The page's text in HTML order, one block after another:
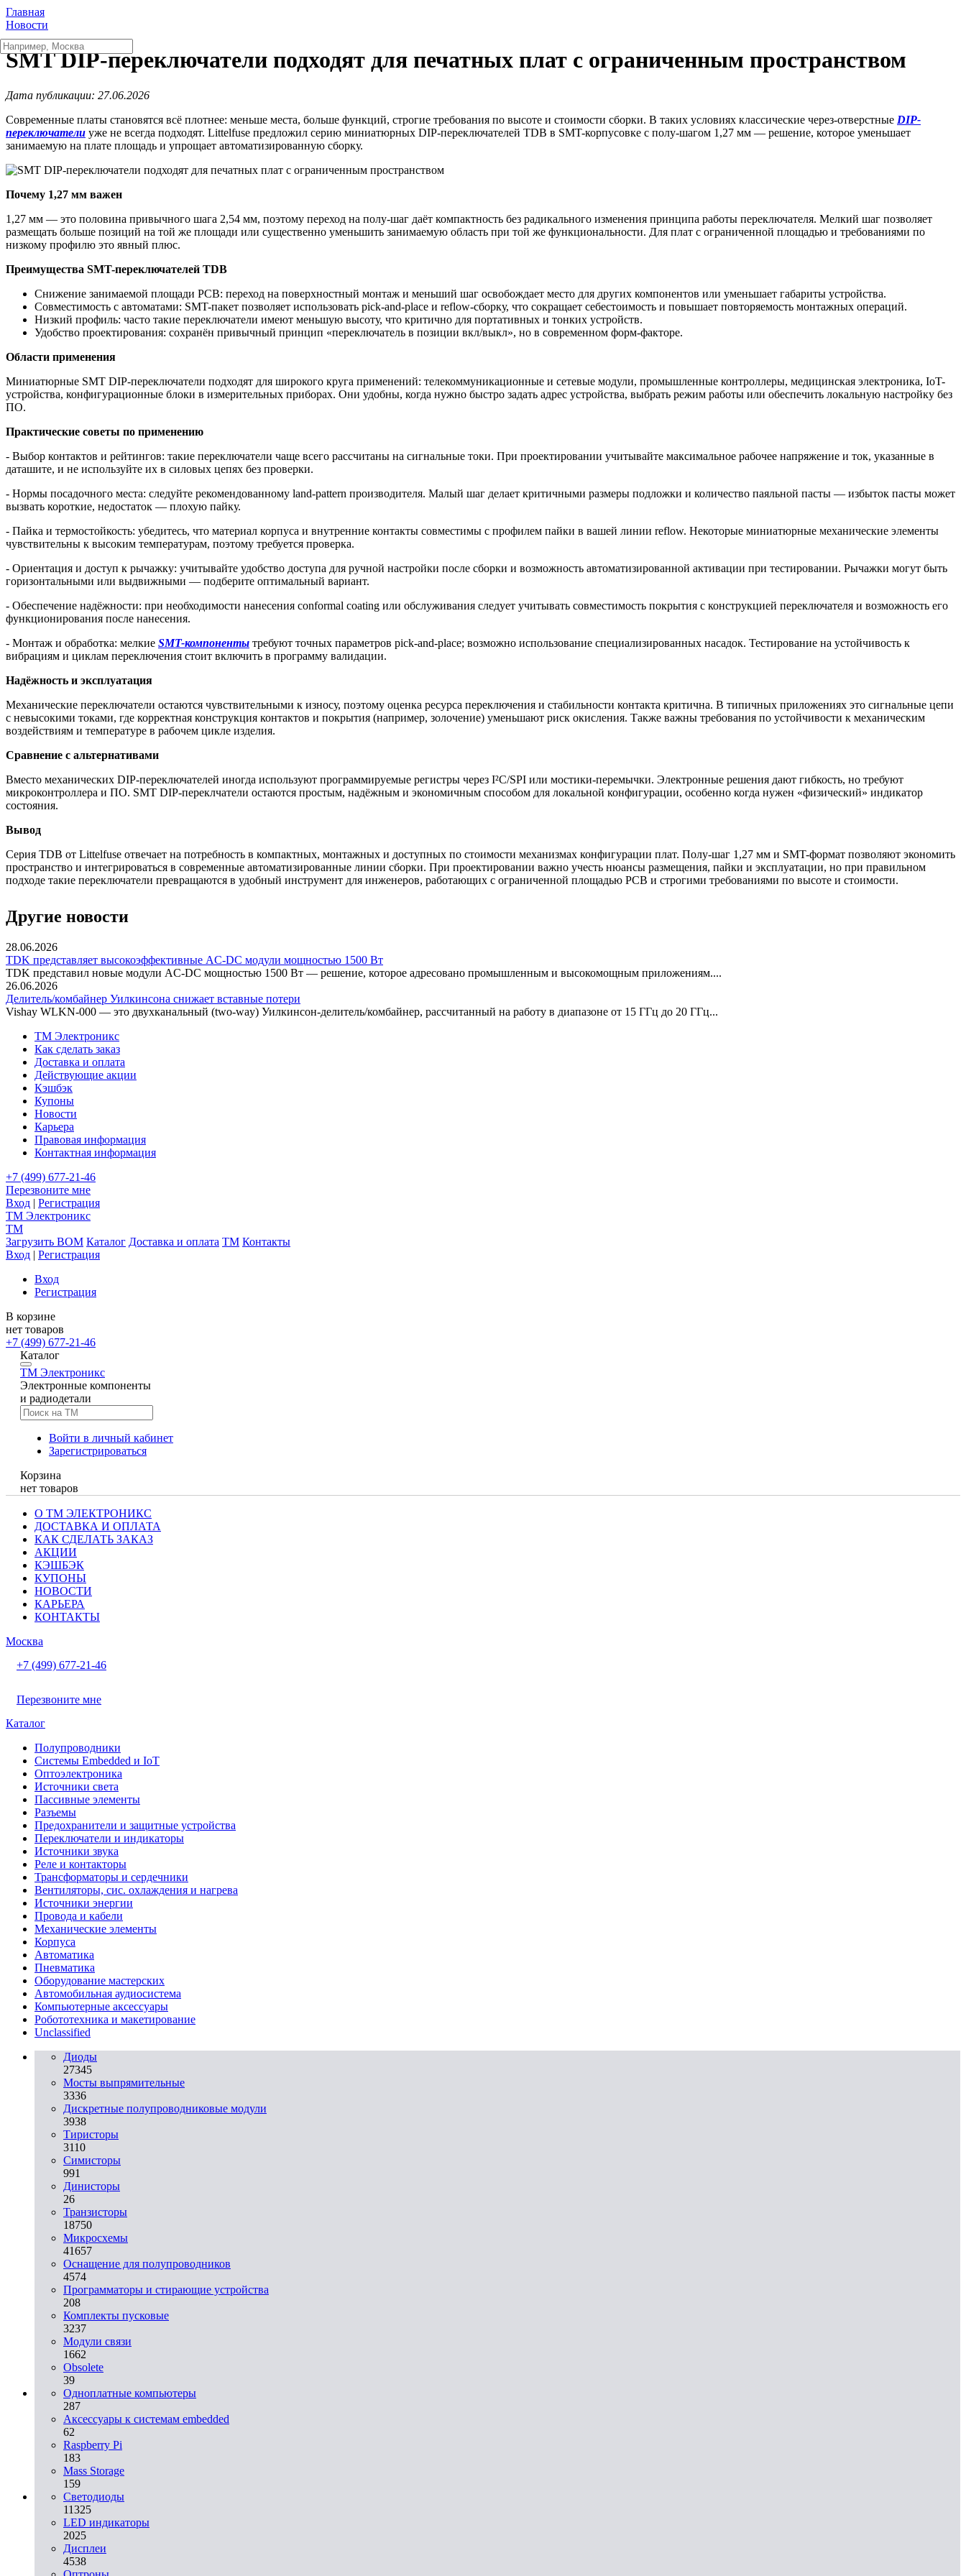
Главная
Новости
SMT DIP-переключатели подходят для печатных плат с ограниченным пространством
Дата публикации: 27.06.2026
Современные платы становятся всё плотнее: меньше места, больше функций, строгие требования по высоте и стоимости сборки. В таких условиях классические через-отверстные DIP-
переключатели уже не всегда подходят. Littelfuse предложил серию миниатюрных DIP-переключателей TDB в SMT-корпусовке с полу-шагом 1,27 мм — решение, которое уменьшает
занимаемую на плате площадь и упрощает автоматизированную сборку.
Почему 1,27 мм важен
1,27 мм — это половина привычного шага 2,54 мм, поэтому переход на полу-шаг даёт компактность без радикального изменения принципа работы переключателя. Мелкий шаг позволяет
размещать больше позиций на той же площади или существенно уменьшить занимаемую область при той же функциональности. Для плат с ограниченной площадью и требованиями по
низкому профилю это явный плюс.
Преимущества SMT-переключателей TDB
Снижение занимаемой площади PCB: переход на поверхностный монтаж и меньший шаг освобождает место для других компонентов или уменьшает габариты устройства.
Совместимость с автоматами: SMT-пакет позволяет использовать pick-and-place и reflow-сборку, что сокращает себестоимость и повышает повторяемость монтажных операций.
Низкий профиль: часто такие переключатели имеют меньшую высоту, что критично для портативных и тонких устройств.
Удобство проектирования: сохранён привычный принцип «переключатель в позиции вкл/выкл», но в современном форм-факторе.
Области применения
Миниатюрные SMT DIP-переключатели подходят для широкого круга применений: телекоммуникационные и сетевые модули, промышленные контроллеры, медицинская электроника, IoT-
устройства, конфигурационные блоки в измерительных приборах. Они удобны, когда нужно быстро задать адрес устройства, выбрать режим работы или обеспечить локальную настройку без
ПО.
Практические советы по применению
- Выбор контактов и рейтингов: такие переключатели чаще всего рассчитаны на сигнальные токи. При проектировании учитывайте максимальное рабочее напряжение и ток, указанные в
даташите, и не используйте их в силовых цепях без проверки.
- Нормы посадочного места: следуйте рекомендованному land-pattern производителя. Малый шаг делает критичными размеры подложки и количество паяльной пасты — избыток пасты может
вызвать короткие, недостаток — плохую пайку.
- Пайка и термостойкость: убедитесь, что материал корпуса и внутренние контакты совместимы с профилем пайки в вашей линии reflow. Некоторые миниатюрные механические элементы
чувствительны к высоким температурам, поэтому требуется проверка.
- Ориентация и доступ к рычажку: учитывайте удобство доступа для ручной настройки после сборки и возможность автоматизированной активации при тестировании. Рычажки могут быть
горизонтальными или выдвижными — подберите оптимальный вариант.
- Обеспечение надёжности: при необходимости нанесения conformal coating или обслуживания следует учитывать совместимость покрытия с конструкцией переключателя и возможность его
функционирования после нанесения.
- Монтаж и обработка: мелкие SMT-компоненты требуют точных параметров pick-and-place; возможно использование специализированных насадок. Тестирование на устойчивость к
вибрациям и циклам переключения стоит включить в программу валидации.
Надёжность и эксплуатация
Механические переключатели остаются чувствительными к износу, поэтому оценка ресурса переключения и стабильности контакта критична. В типичных приложениях это сигнальные цепи
с невысокими токами, где корректная конструкция контактов и покрытия (например, золочение) уменьшают риск окисления. Также важны требования по устойчивости к механическим
воздействиям и температуре в рабочем цикле изделия.
Сравнение с альтернативами
Вместо механических DIP-переключателей иногда используют программируемые регистры через I²C/SPI или мостики-перемычки. Электронные решения дают гибкость, но требуют
микроконтроллера и ПО. SMT DIP-переклчатели остаются простым, надёжным и экономичным способом для локальной конфигурации, особенно когда нужен «физический» индикатор
состояния.
Вывод
Серия TDB от Littelfuse отвечает на потребность в компактных, монтажных и доступных по стоимости механизмах конфигурации плат. Полу-шаг 1,27 мм и SMT-формат позволяют экономить
пространство и интегрироваться в современные автоматизированные линии сборки. При проектировании важно учесть нюансы размещения, пайки и эксплуатации, но при правильном
подходе такие переключатели превращаются в удобный инструмент для инженеров, работающих с ограниченной площадью PCB и строгими требованиями по высоте и стоимости.
Другие новости
28.06.2026
TDK представляет высокоэффективные AC-DC модули мощностью 1500 Вт
TDK представил новые модули AC-DC мощностью 1500 Вт — решение, которое адресовано промышленным и высокомощным приложениям....
26.06.2026
Делитель/комбайнер Уилкинсона снижает вставные потери
Vishay WLKN-000 — это двухканальный (two-way) Уилкинсон-делитель/комбайнер, рассчитанный на работу в диапазоне от 15 ГГц до 20 ГГц...
TM Электроникс
Как сделать заказ
Доставка и оплата
Действующие акции
Кэшбэк
Купоны
Новости
Карьера
Правовая информация
Контактная информация
+7 (499) 677-21-46
Перезвоните мне
Вход | Регистрация
TM Электроникс
TM
Загрузить BOM Каталог Доставка и оплата TM Контакты
Вход | Регистрация
Вход
Регистрация
В корзине
нет товаров
+7 (499) 677-21-46
Каталог
TM Электроникс
Электронные компоненты
и радиодетали
Войти в личный кабинет
Зарегистрироваться
Корзина
нет товаров
О ТМ ЭЛЕКТРОНИКС
ДОСТАВКА И ОПЛАТА
КАК СДЕЛАТЬ ЗАКАЗ
АКЦИИ
КЭШБЭК
КУПОНЫ
НОВОСТИ
КАРЬЕРА
КОНТАКТЫ
Москва
+7 (499) 677-21-46
Перезвоните мне
Каталог
Полупроводники
Системы Embedded и IoT
Oптоэлектроника
Источники света
Пассивные элементы
Разъeмы
Предохранители и защитные устройства
Переключатели и индикаторы
Источники звука
Реле и контакторы
Трансформаторы и сердечники
Вентиляторы, сис. охлаждения и нагрева
Источники энергии
Провода и кабели
Механические элементы
Корпуса
Автоматика
Пневматика
Оборудование мастерских
Автомобильная аудиосистема
Компьютерные аксессуары
Робототехника и макетирование
Unclassified
Диоды
27345
Мосты выпрямительные
3336
Дискретные полупроводниковые модули
3938
Тиристоры
3110
Симисторы
991
Динисторы
26
Транзисторы
18750
Микросхемы
41657
Оснащение для полупроводников
4574
Программаторы и стирающие устройства
208
Комплекты пусковые
3237
Модули связи
1662
Obsolete
39
Одноплатные компьютеры
287
Аксессуары к системам embedded
62
Raspberry Pi
183
Mass Storage
159
Светодиоды
11325
LED индикаторы
2025
Дисплеи
4538